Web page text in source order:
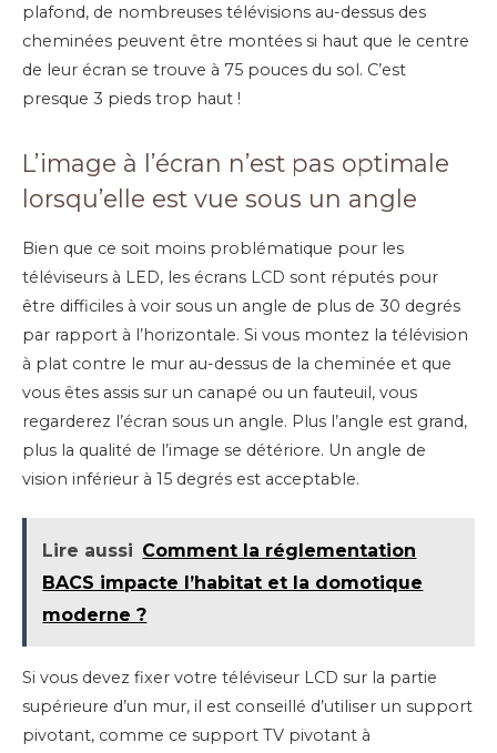
plafond, de nombreuses télévisions au-dessus des
cheminées peuvent être montées si haut que le centre
de leur écran se trouve à 75 pouces du sol. C’est
presque 3 pieds trop haut !
L’image à l’écran n’est pas optimale
lorsqu’elle est vue sous un angle
Bien que ce soit moins problématique pour les
téléviseurs à LED, les écrans LCD sont réputés pour
être difficiles à voir sous un angle de plus de 30 degrés
par rapport à l’horizontale. Si vous montez la télévision
à plat contre le mur au-dessus de la cheminée et que
vous êtes assis sur un canapé ou un fauteuil, vous
regarderez l’écran sous un angle. Plus l’angle est grand,
plus la qualité de l’image se détériore. Un angle de
vision inférieur à 15 degrés est acceptable.
Lire aussi Comment la réglementation
BACS impacte l’habitat et la domotique
moderne ?
Si vous devez fixer votre téléviseur LCD sur la partie
supérieure d’un mur, il est conseillé d’utiliser un support
pivotant, comme ce support TV pivotant à